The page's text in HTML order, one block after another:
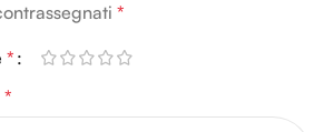
*
*
*